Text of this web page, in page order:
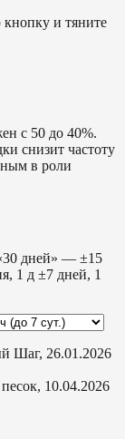
и тяните
с 50 до 40%.
снизит частоту
в роли
дней» — ±15
1 д ±7 дней, 1
Шаг, 26.01.2026
10.04.2026